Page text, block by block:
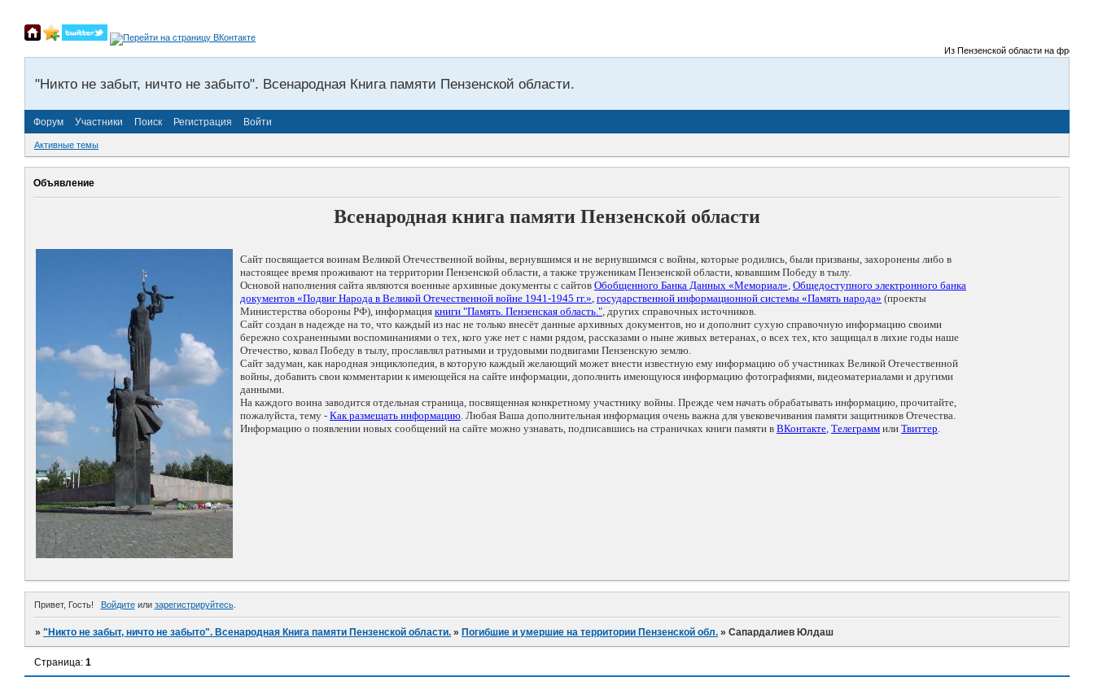
Из Пензенской области на фронты
"Никто не забыт, ничто не забыто". Всенародная Книга памяти Пензенской области.
Форум Участники Поиск Регистрация Войти
Активные темы
Объявление
Всенародная книга памяти Пензенской области
Сайт посвящается воинам Великой Отечественной войны, вернувшимся и не вернувшимся с войны, которые родились, были призваны, захоронены либо в
настоящее время проживают на территории Пензенской области, а также труженикам Пензенской области, ковавшим Победу в тылу.
Основой наполнения сайта являются военные архивные документы с сайтов Обобщенного Банка Данных «Мемориал», Общедоступного электронного банка
документов «Подвиг Народа в Великой Отечественной войне 1941-1945 гг.», государственной информационной системы «Память народа» (проекты
Министерства обороны РФ), информация книги "Память. Пензенская область.", других справочных источников.
Сайт создан в надежде на то, что каждый из нас не только внесёт данные архивных документов, но и дополнит сухую справочную информацию своими
бережно сохраненными воспоминаниями о тех, кого уже нет с нами рядом, рассказами о ныне живых ветеранах, о всех тех, кто защищал в лихие годы наше
Отечество, ковал Победу в тылу, прославлял ратными и трудовыми подвигами Пензенскую землю.
Сайт задуман, как народная энциклопедия, в которую каждый желающий может внести известную ему информацию об участниках Великой Отечественной
войны, добавить свои комментарии к имеющейся на сайте информации, дополнить имеющуюся информацию фотографиями, видеоматериалами и другими
данными.
На каждого воина заводится отдельная страница, посвященная конкретному участнику войны. Прежде чем начать обрабатывать информацию, прочитайте,
пожалуйста, тему - Как размещать информацию. Любая Ваша дополнительная информация очень важна для увековечивания памяти защитников Отечества.
Информацию о появлении новых сообщений на сайте можно узнавать, подписавшись на страничках книги памяти в ВКонтакте, Телеграмм или Твиттер.
Привет, Гость! Войдитеили зарегистрируйтесь.
»"Никто не забыт, ничто не забыто". Всенародная Книга памяти Пензенской области. » Погибшие и умершие на территории Пензенской обл. »Сапардалиев Юлдаш
Страница:1